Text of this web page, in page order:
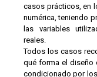
casos prácticos, en
numérica, teniendo
las variables
reales.
Todos los casos
qué forma el diseño
condicionado por